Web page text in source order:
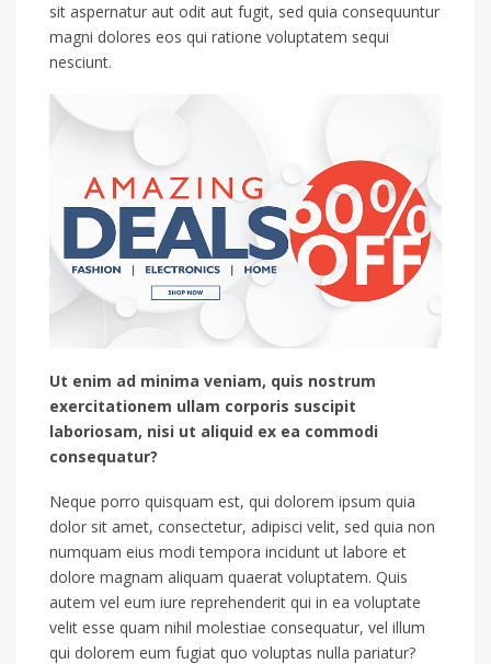
sit aspernatur aut odit aut fugit, sed quia consequuntur
magni dolores eos qui ratione voluptatem sequi
nesciunt.
Ut enim ad minima veniam, quis nostrum
exercitationem ullam corporis suscipit
laboriosam, nisi ut aliquid ex ea commodi
consequatur?
Neque porro quisquam est, qui dolorem ipsum quia
dolor sit amet, consectetur, adipisci velit, sed quia non
numquam eius modi tempora incidunt ut labore et
dolore magnam aliquam quaerat voluptatem. Quis
autem vel eum iure reprehenderit qui in ea voluptate
velit esse quam nihil molestiae consequatur, vel illum
qui dolorem eum fugiat quo voluptas nulla pariatur?